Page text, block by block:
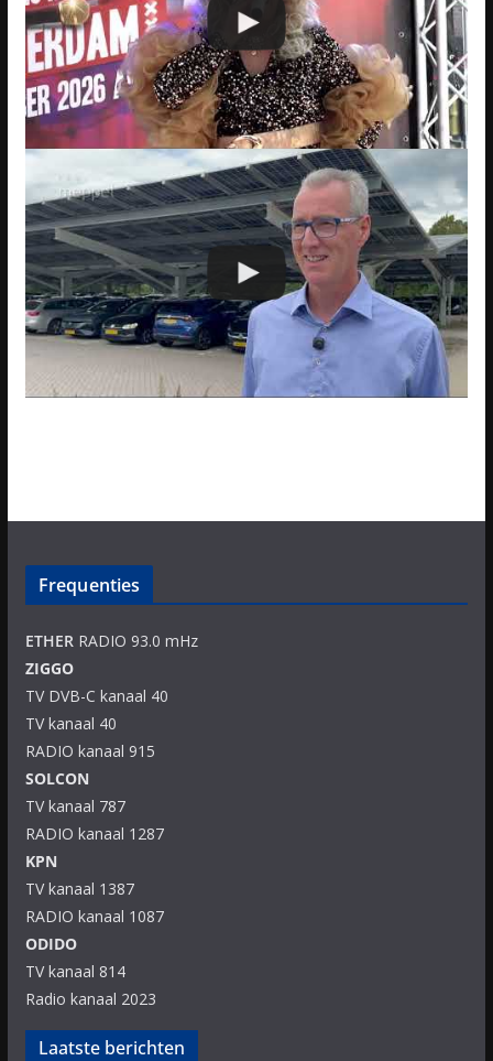
Frequenties
ETHERRADIO 93.0 mHz
ZIGGO
TV DVB-C kanaal 40
TV kanaal 40
RADIO kanaal 915
SOLCON
TV kanaal 787
RADIO kanaal 1287
KPN
TV kanaal 1387
RADIO kanaal 1087
ODIDO
TV kanaal 814
Radio kanaal 2023
Laatste berichten